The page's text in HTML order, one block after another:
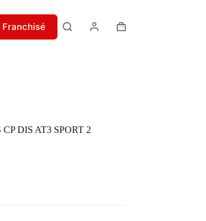
Panier
DIS AT3 SPORT 2